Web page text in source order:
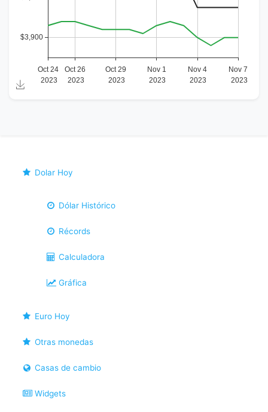
Dolar Hoy
Dólar Histórico
Récords
Calculadora
Gráfica
Euro Hoy
Otras monedas
Casas de cambio
Widgets